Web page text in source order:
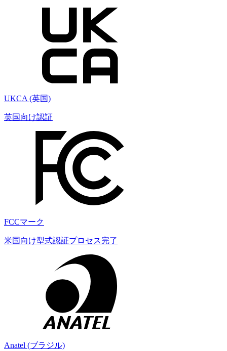
UKCA (英国)
英国向け認証
FCCマーク
米国向け型式認証プロセス完了
Anatel (ブラジル)